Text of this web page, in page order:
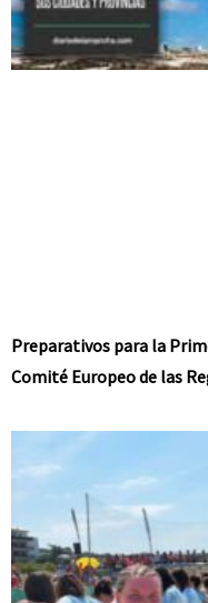
Preparativos para la
Comité Europeo de las